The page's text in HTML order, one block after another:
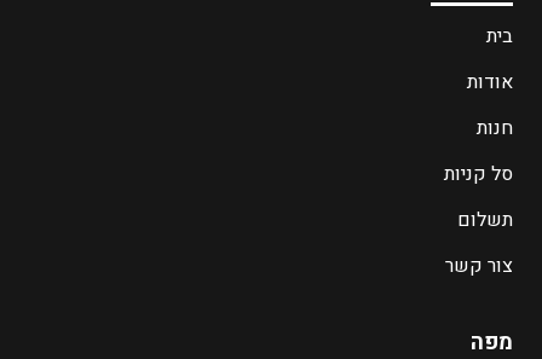
בית
אודות
חנות
סל קניות
תשלום
צור קשר
מפה